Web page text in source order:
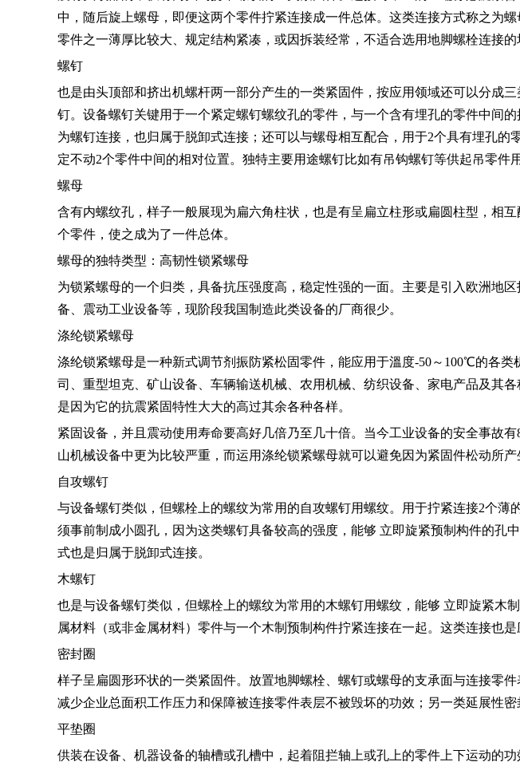
中，随后旋上螺母，即便这两个零件拧紧连接成一件总体。这类连接方式称之为
零件之一薄厚比较大、规定结构紧凑，或因拆装经常，不适合选用地脚螺栓连接的
螺钉
也是由头顶部和挤出机螺杆两一部分产生的一类紧固件，按应用领域还可以分成
钉。设备螺钉关键用于一个紧定螺钉螺纹孔的零件，与一个含有埋孔的零件中间
为螺钉连接，也归属于脱卸式连接；还可以与螺母相互配合，用于2个具有埋孔的
定不动2个零件中间的相对位置。独特主要用途螺钉比如有吊钩螺钉等供起吊零件用
螺母
含有内螺纹孔，样子一般展现为扁六角柱状，也是有呈扁立柱形或扁圆柱型，相
个零件，使之成为了一件总体。
螺母的独特类型：高韧性锁紧螺母
为锁紧螺母的一个归类，具备抗压强度高，稳定性强的一面。主要是引入欧洲地
备、震动工业设备等，现阶段我国制造此类设备的厂商很少。
涤纶锁紧螺母
涤纶锁紧螺母是一种新式调节剂振防紧松固零件，能应用于溫度-50～100℃的各
司、重型坦克、矿山设备、车辆输送机械、农用机械、纺织设备、家电产品及其
是因为它的抗震紧固特性大大的高过其余各种各样。
紧固设备，并且震动使用寿命要高好几倍乃至几十倍。当今工业设备的安全事故
山机械设备中更为比较严重，而运用涤纶锁紧螺母就可以避免因为紧固件松动所产
自攻螺钉
与设备螺钉类似，但螺栓上的螺纹为常用的自攻螺钉用螺纹。用于拧紧连接2个薄
须事前制成小圆孔，因为这类螺钉具备较高的强度，能够 立即旋紧预制构件的孔
式也是归属于脱卸式连接。
木螺钉
也是与设备螺钉类似，但螺栓上的螺纹为常用的木螺钉用螺纹，能够 立即旋紧木
属材料（或非金属材料）零件与一个木制预制构件拧紧连接在一起。这类连接也是
密封圈
样子呈扁圆形环状的一类紧固件。放置地脚螺栓、螺钉或螺母的支承面与连接零
减少企业总面积工作压力和保障被连接零件表层不被毁坏的功效；另一类延展性密
平垫圈
供装在设备、机器设备的轴槽或孔槽中，起着阻拦轴上或孔上的零件上下运动的功